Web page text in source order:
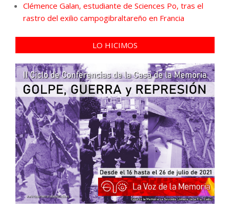
Clémence Galan, estudiante de Sciences Po, tras el
rastro del exilio campogibraltareño en Francia
LO HICIMOS